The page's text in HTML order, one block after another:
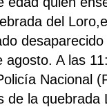
del
A las
Nacional
de la quebrada